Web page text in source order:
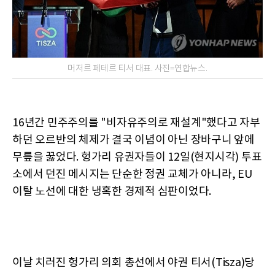
머저르 페테르 티서 대표. 사진=연합뉴스.
16년간 민주주의를 "비자유주의로 재설계"했다고 자부
하던 오르반의 체제가 결국 이념이 아닌 장바구니 앞에
무릎을 꿇었다. 헝가리 유권자들이 12일(현지시각) 투표
소에서 던진 메시지는 단순한 정권 교체가 아니라, EU
이탈 노선에 대한 냉혹한 경제적 심판이었다.
이날 치러진 헝가리 의회 총선에서 야권 티서(Tisza)당